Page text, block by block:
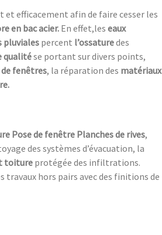
efficacement afin de faire cesser les
en bac acier. En effet,les eaux
percent l’ossaturedes
qualitése portant sur divers points,
de fenêtres, la réparation des matériaux
Pose de fenêtre Planches de rives,
des systèmes d’évacuation, la
toitureprotégée des infiltrations.
hors pairs avec des finitions de